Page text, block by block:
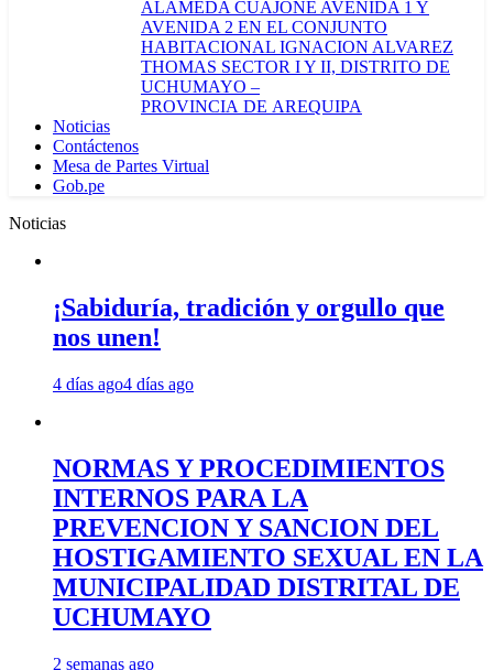
ALAMEDA CUAJONE AVENIDA 1 Y
AVENIDA 2 EN EL CONJUNTO
HABITACIONAL IGNACION ALVAREZ
THOMAS SECTOR I Y II, DISTRITO DE
UCHUMAYO –
PROVINCIA DE AREQUIPA
Noticias
Contáctenos
Mesa de Partes Virtual
Gob.pe
Noticias
¡Sabiduría, tradición y orgullo que
nos unen!
4 días ago4 días ago
NORMAS Y PROCEDIMIENTOS
INTERNOS PARA LA
PREVENCION Y SANCION DEL
HOSTIGAMIENTO SEXUAL EN LA
MUNICIPALIDAD DISTRITAL DE
UCHUMAYO
2 semanas ago